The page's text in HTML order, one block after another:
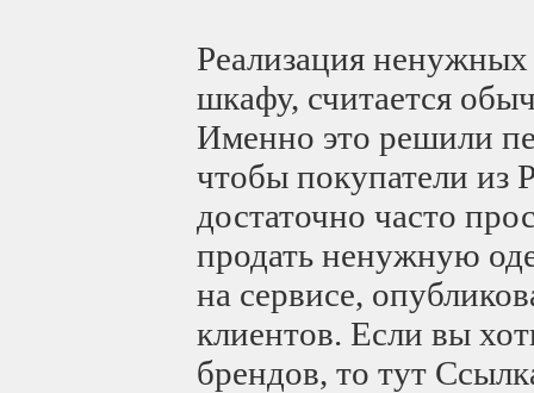
Реализация
шкафу, считается
Именно это решили
чтобы покупатели из
достаточно часто
продать ненужную
на сервисе,
клиентов. Если вы
брендов, то тут